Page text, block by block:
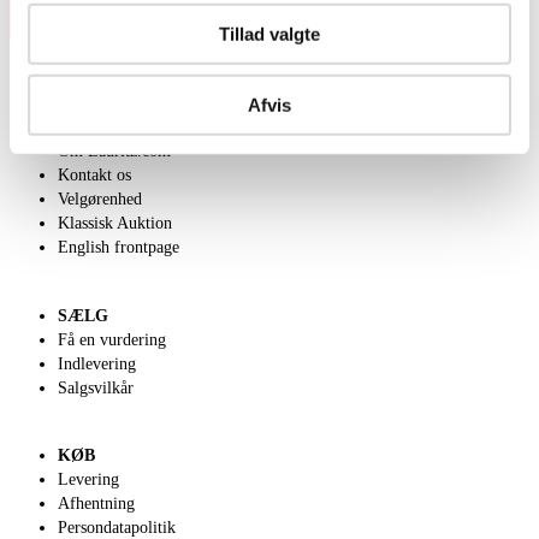
Tillad valgte
Afvis
Om Lauritz.com
Kontakt os
Velgørenhed
Klassisk Auktion
English frontpage
SÆLG
Få en vurdering
Indlevering
Salgsvilkår
KØB
Levering
Afhentning
Persondatapolitik